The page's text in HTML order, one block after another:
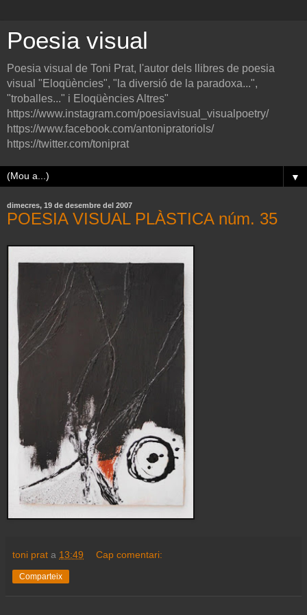
Poesia visual
Poesia visual de Toni Prat, l'autor dels llibres de poesia
visual "Eloqüències", "la diversió de la paradoxa...",
"troballes..." i Eloqüències Altres"
https://www.instagram.com/poesiavisual_visualpoetry/
https://www.facebook.com/antonipratoriols/
https://twitter.com/toniprat
▼
dimecres, 19 de desembre del 2007
POESIA VISUAL PLÀSTICA núm. 35
toni prat a 13:49 Cap comentari:
Comparteix